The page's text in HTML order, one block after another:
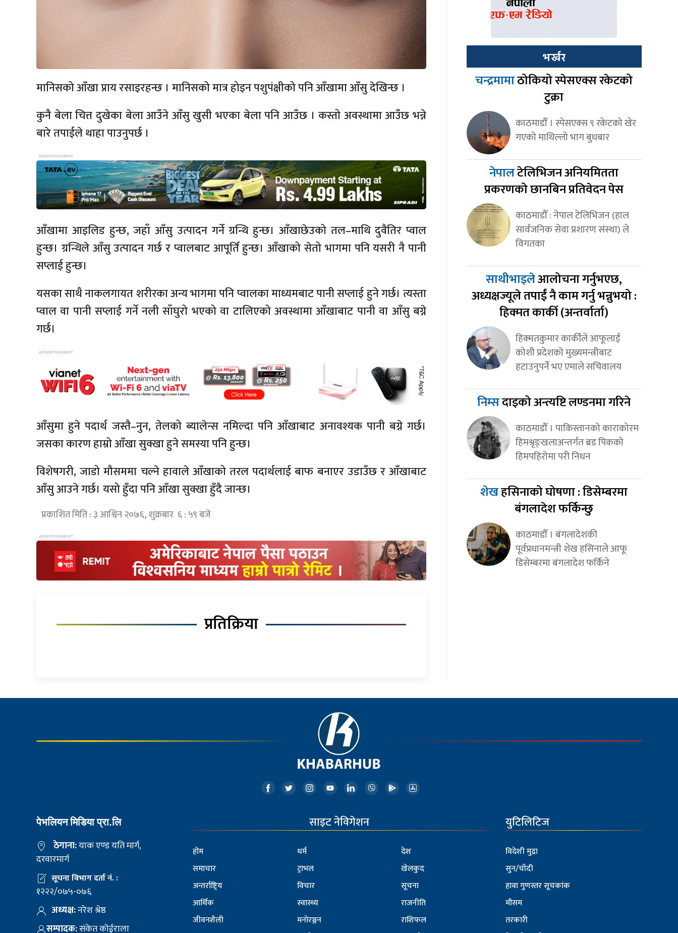
मानिसको आँखा प्राय रसाइरहन्छ । मानिसको मात्र होइन पशुपंक्षीको पनि आँखामा आँसु देखिन्छ ।
कुनै बेला चित्त दुखेका बेला आउँने आँसु खुसी भएका बेला पनि आउँछ । कस्तो अवस्थामा आउँछ भन्ने
बारे तपाईले थाहा पाउनुपर्छ ।
आँखामा आइलिड हुन्छ, जहाँ आँसु उत्पादन गर्ने ग्रन्थि हुन्छ। आँखाछेउको तल–माथि दुवैतिर प्वाल
हुन्छ। ग्रन्थिले आँसु उत्पादन गर्छ र प्वालबाट आपूर्ति हुन्छ। आँखाको सेतो भागमा पनि यसरी नै पानी
सप्लाई हुन्छ।
यसका साथै नाकलगायत शरीरका अन्य भागमा पनि प्वालका माध्यमबाट पानी सप्लाई हुने गर्छ। त्यस्ता
प्वाल वा पानी सप्लाई गर्ने नली साँघुरो भएको वा टालिएको अवस्थामा आँखाबाट पानी वा आँसु बग्ने
गर्छ।
आँसुमा हुने पदार्थ जस्तै–नुन, तेलको ब्यालेन्स नमिल्दा पनि आँखाबाट अनावश्यक पानी बग्ने गर्छ।
जसका कारण हाम्रो आँखा सुक्खा हुने समस्या पनि हुन्छ।
विशेषगरी, जाडो मौसममा चल्ने हावाले आँखाको तरल पदार्थलाई बाफ बनाएर उडाउँछ र आँखाबाट
आँसु आउने गर्छ। यसो हुँदा पनि आँखा सुक्खा हुँदै जान्छ।
प्रकाशित मिति : ३ आश्विन २०७६, शुक्रबार ६ : ५९ बजे
प्रतिक्रिया
भर्खर
चन्द्रमामाठोकियो स्पेसएक्स रकेटको
टुक्रा
काठमाडौँ । स्पेसएक्स ९ रकेटको खेर
गएको माथिल्लो भाग बुधबार
नेपालटेलिभिजन अनियमितता
प्रकरणको छानबिन प्रतिवेदन पेस
काठमाडौँ : नेपाल टेलिभिजन (हाल
सार्वजनिक सेवा प्रशारण संस्था) ले
विगतका
साथीभाइलेआलोचना गर्नुभएछ,
अध्यक्षज्यूले तपाईं नै काम गर्नु भन्नुभयो :
हिक्मत कार्की (अन्तर्वार्ता)
हिक्मतकुमार कार्कीले आफूलाई
कोशी प्रदेशको मुख्यमन्त्रीबाट
हटाउनुपर्ने भए एमाले सचिवालय
निम्सदाइको अन्त्यष्टि लण्डनमा गरिने
काठमाडौँ । पाकिस्तानको काराकोरम
हिमश्रृङ्खलाअन्तर्गत ब्रड पिकको
हिमपहिरोमा परी निधन
शेखहसिनाको घोषणा : डिसेम्बरमा
बंगलादेश फर्किन्छु
काठमाडौँ । बंगलादेशकी
पूर्वप्रधानमन्त्री शेख हसिनाले आफू
डिसेम्बरमा बंगलादेश फर्किने
पेभलियन मिडिया प्रा.लि
ठेगाना:याक एण्ड यति मार्ग,
दरवारमार्ग
सूचना विभाग दर्ता नं. :
१२२२/०७५-०७६
अध्यक्ष:नरेश श्रेष्ठ
सम्पादक:संकेत कोईराला
साइट नेविगेशन
होम
समाचार
अन्तर्राष्ट्रिय
आर्थिक
जीवनशैली
धर्म
ट्राभल
विचार
स्वास्थ्य
मनोरञ्जन
देश
खेलकुद
सूचना
राजनीति
राशिफल
युटिलिटिज
विदेशी मुद्रा
सुन/चाँदी
हावा गुणस्तर सूचकांक
मौसम
तरकारी